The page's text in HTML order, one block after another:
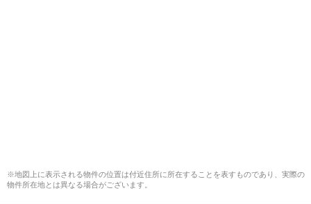
※地図上に表示される物件の位置は付近住所に所在することを表すものであり、実際の
物件所在地とは異なる場合がございます。